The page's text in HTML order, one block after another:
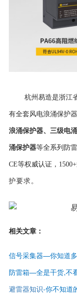
杭州易造是浙江
有全套风电浪涌保护
浪涌保护器、 三级电
涌保护器等全系列防
CE等权威认证，
护要求。
相关文章：
信号采集器—你知道
防雷箱—全是干货,不
避雷器知识-你不知道